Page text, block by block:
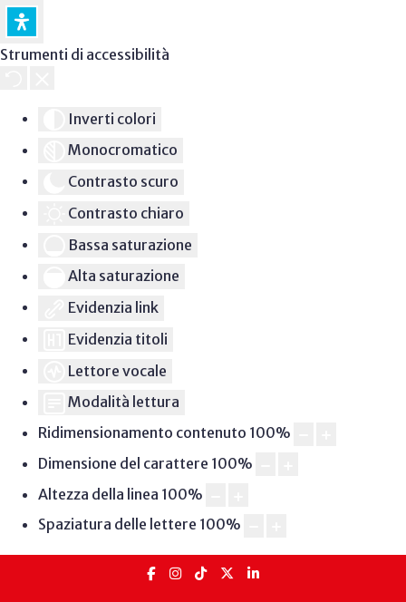
Strumenti di accessibilità
Inverti colori
Monocromatico
Contrasto scuro
Contrasto chiaro
Bassa saturazione
Alta saturazione
Evidenzia link
Evidenzia titoli
Lettore vocale
Modalità lettura
Ridimensionamento contenuto 100%
Dimensione del carattere 100%
Altezza della linea 100%
Spaziatura delle lettere 100%